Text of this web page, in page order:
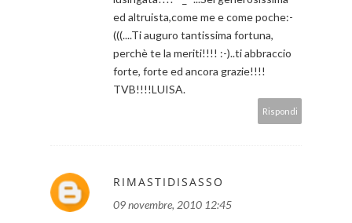
ed altruista,come me e come poche:-
(((....Ti auguro tantissima fortuna,
perchè te la meriti!!!! :-)..ti abbraccio
forte, forte ed ancora grazie!!!!
TVB!!!!LUISA.
Rispondi
RIMASTIDISASSO
09 novembre, 2010 12:45